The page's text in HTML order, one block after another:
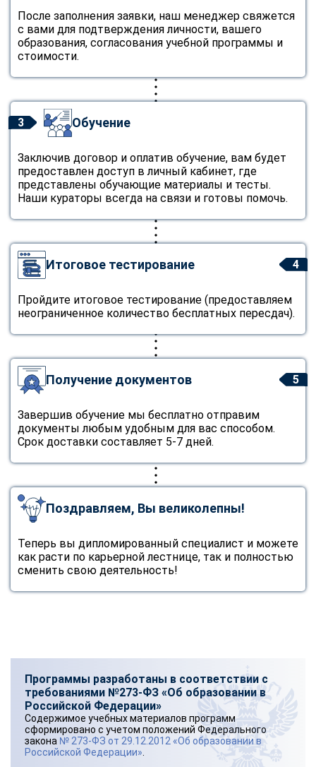
После заполнения заявки, наш менеджер свяжется
с вами для подтверждения личности, вашего
образования, согласования учебной программы и
стоимости.
3 Обучение
Заключив договор и оплатив обучение, вам будет
предоставлен доступ в личный кабинет, где
представлены обучающие материалы и тесты.
Наши кураторы всегда на связи и готовы помочь.
4
Итоговое тестирование
Пройдите итоговое тестирование (предоставляем
неограниченное количество бесплатных пересдач).
5
Получение документов
Завершив обучение мы бесплатно отправим
документы любым удобным для вас способом.
Срок доставки составляет 5-7 дней.
Поздравляем, Вы великолепны!
Теперь вы дипломированный специалист и можете
как расти по карьерной лестнице, так и полностью
сменить свою деятельность!
Программы разработаны в соответствии с
требованиями №273-ФЗ «Об образовании в
Российской Федерации»
Содержимое учебных материалов программ
сформировано с учетом положений Федерального
закона № 273-ФЗ от 29.12.2012 «Об образовании в
Российской Федерации»